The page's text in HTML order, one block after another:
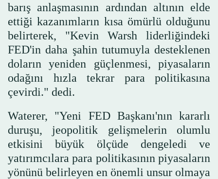
barış anlaşmasının ardından altının elde
ettiği kazanımların kısa ömürlü olduğunu
belirterek, "Kevin Warsh liderliğindeki
FED'in daha şahin tutumuyla desteklenen
doların yeniden güçlenmesi, piyasaların
odağını hızla tekrar para politikasına
çevirdi." dedi.
Waterer, "Yeni FED Başkanı'nın kararlı
duruşu, jeopolitik gelişmelerin olumlu
etkisini büyük ölçüde dengeledi ve
yatırımcılara para politikasının piyasaların
yönünü belirleyen en önemli unsur olmaya